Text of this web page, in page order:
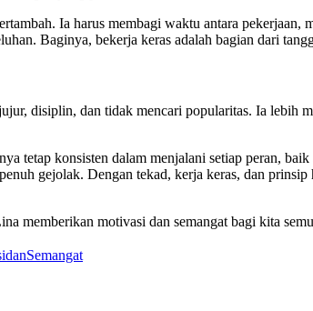
Ia harus membagi waktu antara
Baginya, bekerja keras adalah bagian dari
disiplin, dan tidak mencari popularitas. Ia lebih
tetap konsisten dalam menjalani setiap peran,
gejolak. Dengan tekad, kerja keras, dan
memberikan motivasi dan semangat bagi kita